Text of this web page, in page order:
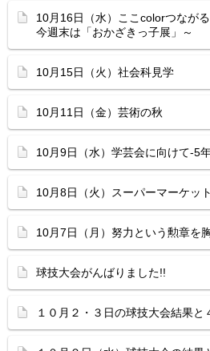
10月16日（水）ここcolorつな
今週末は「おかざきっ子展」～
10月15日（火）社会科見学
10月11日（金）芸術の秋
10月9日（水）学芸会に向けて-5
10月8日（火）スーパーマーケッ
10月7日（月）努力という勲章を
球技大会がんばりました!!
１０月２・３日の球技大会結果と